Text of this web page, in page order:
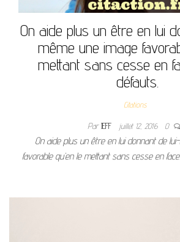
On aide plus un être en lui
même une image
mettant sans cesse en
défauts.
Citations
ParJEFF juillet 12, 2016 0
On aide plus un être en lui donnant de
favorable qu’en le mettant sans cesse en